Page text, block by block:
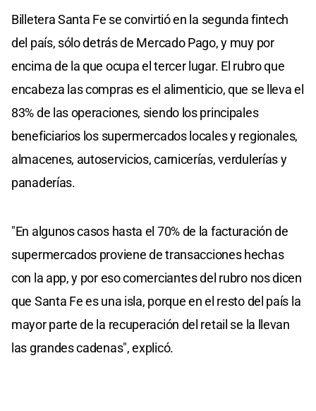
Billetera Santa Fe se convirtió en la segunda fintech
del país, sólo detrás de Mercado Pago, y muy por
encima de la que ocupa el tercer lugar. El rubro que
encabeza las compras es el alimenticio, que se lleva el
83% de las operaciones, siendo los principales
beneficiarios los supermercados locales y regionales,
almacenes, autoservicios, carnicerías, verdulerías y
panaderías.
"En algunos casos hasta el 70% de la facturación de
supermercados proviene de transacciones hechas
con la app, y por eso comerciantes del rubro nos dicen
que Santa Fe es una isla, porque en el resto del país la
mayor parte de la recuperación del retail se la llevan
las grandes cadenas", explicó.